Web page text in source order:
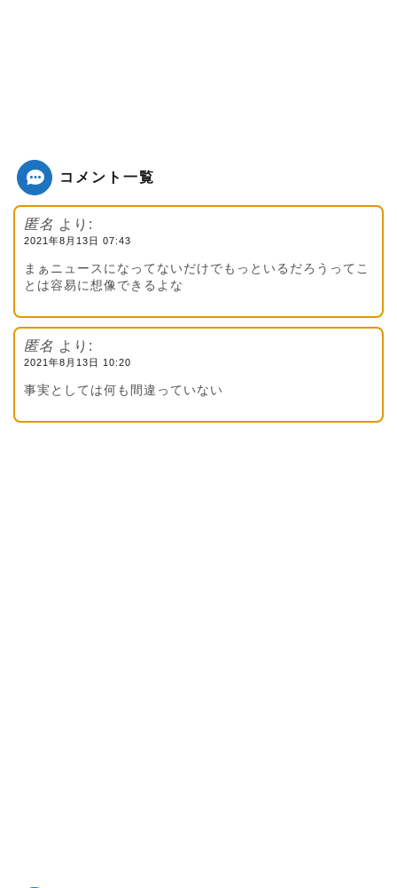
コメント一覧
匿名 より:
2021年8月13日 07:43
まぁニュースになってないだけでもっといるだろうってこ
とは容易に想像できるよな
匿名 より:
2021年8月13日 10:20
事実としては何も間違っていない